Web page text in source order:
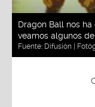
Dragon Ball nos
veamos algunos
Fuente: Difusión |